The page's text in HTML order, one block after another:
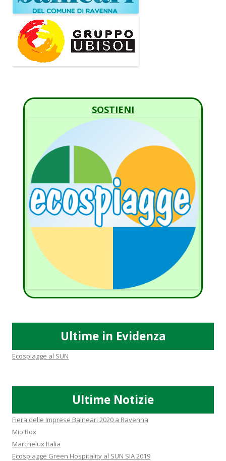
SOSTIENI
Ultime in Evidenza
Ecospiagge al SUN
Ultime Notizie
Fiera delle Imprese Balneari 2020 a Ravenna
Mio Box
Marchelux Italia
Ecospiagge Green Hospitality al SUN SIA 2019